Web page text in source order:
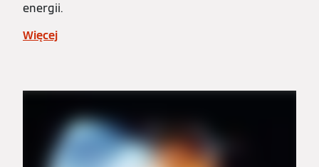
energii.
Więcej